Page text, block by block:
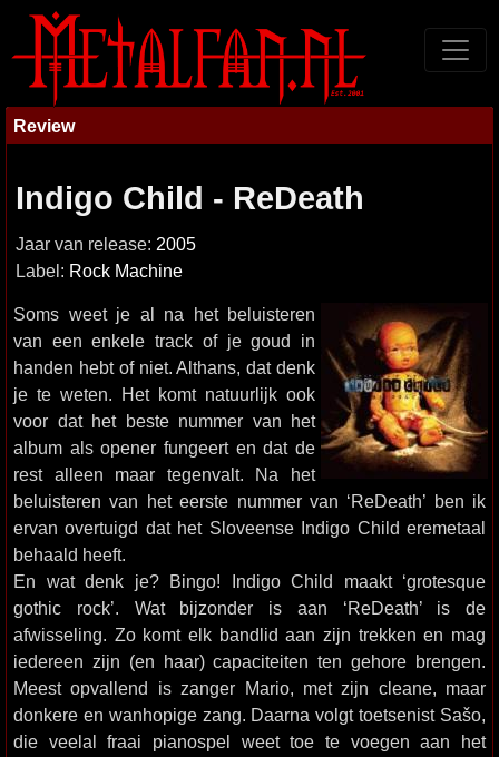
Review
Indigo Child - ReDeath
Jaar van release: 2005
Label: Rock Machine
Soms weet je al na het beluisteren
van een enkele track of je goud in
handen hebt of niet. Althans, dat denk
je te weten. Het komt natuurlijk ook
voor dat het beste nummer van het
album als opener fungeert en dat de
rest alleen maar tegenvalt. Na het
beluisteren van het eerste nummer van ‘ReDeath’ ben ik
ervan overtuigd dat het Sloveense Indigo Child eremetaal
behaald heeft.
En wat denk je? Bingo! Indigo Child maakt ‘grotesque
gothic rock’. Wat bijzonder is aan ‘ReDeath’ is de
afwisseling. Zo komt elk bandlid aan zijn trekken en mag
iedereen zijn (en haar) capaciteiten ten gehore brengen.
Meest opvallend is zanger Mario, met zijn cleane, maar
donkere en wanhopige zang. Daarna volgt toetsenist Sašo,
die veelal fraai pianospel weet toe te voegen aan het